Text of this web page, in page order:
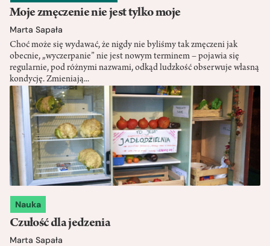
Moje zmęczenie nie jest tylko moje
Marta Sapała
Choć może się wydawać, że nigdy nie byliśmy tak zmęczeni jak
obecnie, „wyczerpanie” nie jest nowym terminem – pojawia się
regularnie, pod różnymi nazwami, odkąd ludzkość obserwuje własną
kondycję. Zmieniają...
Nauka
Czułość dla jedzenia
Marta Sapała